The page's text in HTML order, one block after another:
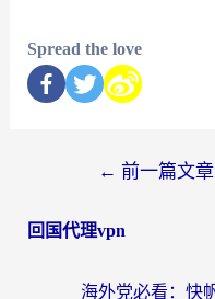
Spread the love
← 前一篇文章
回国代理vpn